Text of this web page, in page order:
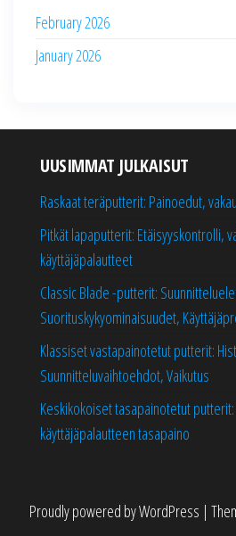
February 2026
January 2026
UUSIMMAT JULKAISUT
Raskaat teräputterit: Painoedut,
Pitkät lapaputterit: Etäisyyskontrolli,
käyttäjäpalautteet
Classic Blade -putterit:
Suorituskykyominaisuudet,
Klassiset vastapainotetut putterit:
Suunnitteluvaihtoehdot, Vaikutus
Keskikokoiset tasapainotetut
käyttäjäpalautteen tasapaino
Proudly powered byWordPress |